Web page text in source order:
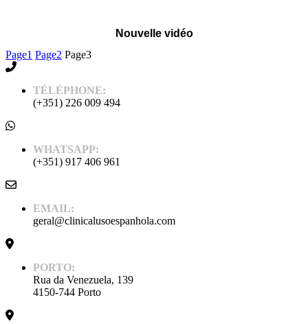
Nouvelle vidéo
Page1 Page2 Page3
TÉLÉPHONE:
(+351) 226 009 494
WHATSAPP:
(+351) 917 406 961
EMAIL:
geral@clinicalusoespanhola.com
PORTO:
Rua da Venezuela, 139
4150-744 Porto